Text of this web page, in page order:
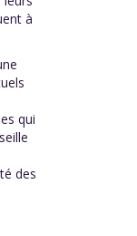
à
qui
des